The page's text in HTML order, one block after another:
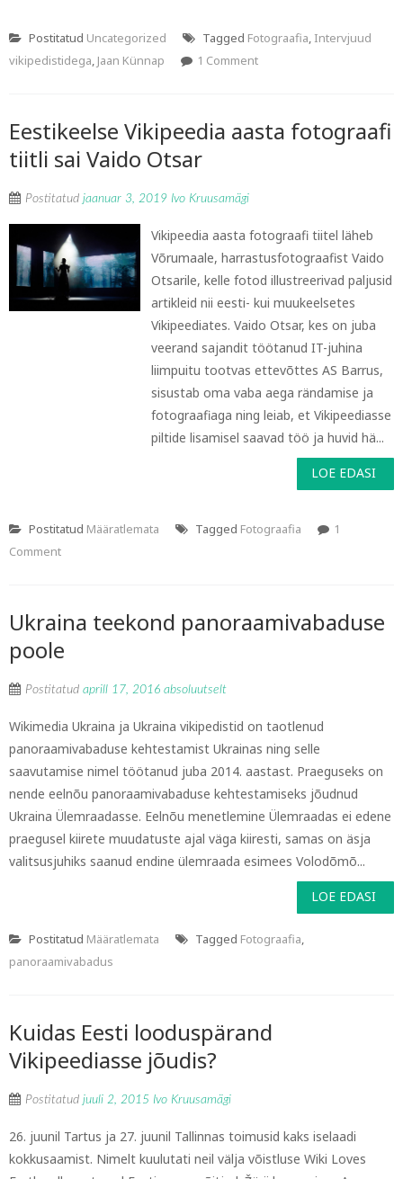
Postitatud Uncategorized Tagged Fotograafia, Intervjuud
vikipedistidega, Jaan Künnap 1 Comment
Eestikeelse Vikipeedia aasta fotograafi
tiitli sai Vaido Otsar
Postitatud jaanuar 3, 2019 Ivo Kruusamägi
Vikipeedia aasta fotograafi tiitel läheb
Võrumaale, harrastusfotograafist Vaido
Otsarile, kelle fotod illustreerivad paljusid
artikleid nii eesti- kui muukeelsetes
Vikipeediates. Vaido Otsar, kes on juba
veerand sajandit töötanud IT-juhina
liimpuitu tootvas ettevõttes AS Barrus,
sisustab oma vaba aega rändamise ja
fotograafiaga ning leiab, et Vikipeediasse
piltide lisamisel saavad töö ja huvid hä...
LOE EDASI
Postitatud Määratlemata Tagged Fotograafia
1
Comment
Ukraina teekond panoraamivabaduse
poole
Postitatud aprill 17, 2016 absoluutselt
Wikimedia Ukraina ja Ukraina vikipedistid on taotlenud
panoraamivabaduse kehtestamist Ukrainas ning selle
saavutamise nimel töötanud juba 2014. aastast. Praeguseks on
nende eelnõu panoraamivabaduse kehtestamiseks jõudnud
Ukraina Ülemraadasse. Eelnõu menetlemine Ülemraadas ei edene
praegusel kiirete muudatuste ajal väga kiiresti, samas on äsja
valitsusjuhiks saanud endine ülemraada esimees Volodõmõ...
LOE EDASI
Postitatud Määratlemata Tagged Fotograafia,
panoraamivabadus
Kuidas Eesti looduspärand
Vikipeediasse jõudis?
Postitatud juuli 2, 2015 Ivo Kruusamägi
26. juunil Tartus ja 27. juunil Tallinnas toimusid kaks iselaadi
kokkusaamist. Nimelt kuulutati neil välja võistluse Wiki Loves